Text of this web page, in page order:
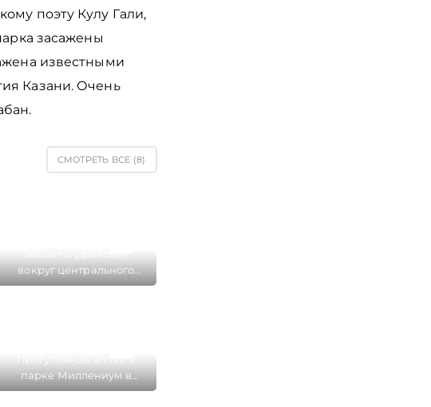
поэту Кулу Гали,
засажены
известными
Казани. Очень
СМОТРЕТЬ ВСЕ (8)
вокруг центрального
фонтана в парке
парке Миллениум в
Казани